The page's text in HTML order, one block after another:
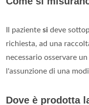
Il paziente si deve
richiesta, ad una
necessario osservare
l'assunzione di una
Dove è prodotta